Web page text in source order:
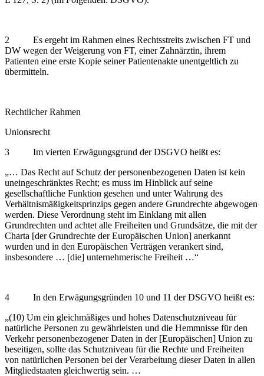
2 Es ergeht im Rahmen eines Rechtsstreits zwischen FT und
DW wegen der Weigerung von FT, einer Zahnärztin, ihrem
Patienten eine erste Kopie seiner Patientenakte unentgeltlich zu
übermitteln.
Rechtlicher Rahmen
Unionsrecht
3 Im vierten Erwägungsgrund der DSGVO heißt es:
„… Das Recht auf Schutz der personenbezogenen Daten ist kein
uneingeschränktes Recht; es muss im Hinblick auf seine
gesellschaftliche Funktion gesehen und unter Wahrung des
Verhältnismäßigkeitsprinzips gegen andere Grundrechte abgewogen
werden. Diese Verordnung steht im Einklang mit allen
Grundrechten und achtet alle Freiheiten und Grundsätze, die mit der
Charta [der Grundrechte der Europäischen Union] anerkannt
wurden und in den Europäischen Verträgen verankert sind,
insbesondere … [die] unternehmerische Freiheit …“
4 In den Erwägungsgründen 10 und 11 der DSGVO heißt es:
„(10) Um ein gleichmäßiges und hohes Datenschutzniveau für
natürliche Personen zu gewährleisten und die Hemmnisse für den
Verkehr personenbezogener Daten in der [Europäischen] Union zu
beseitigen, sollte das Schutzniveau für die Rechte und Freiheiten
von natürlichen Personen bei der Verarbeitung dieser Daten in allen
Mitgliedstaaten gleichwertig sein. …